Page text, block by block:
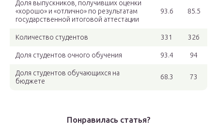
Доля выпускников, получивших оценки
«хорошо» и «отлично» по результатам
государственной итоговой аттестации
93.6 85.5
Количество студентов 331 326
Доля студентов очного обучения 93.4 94
Доля студентов обучающихся на
бюджете
68.3 73
Понравилась статья?